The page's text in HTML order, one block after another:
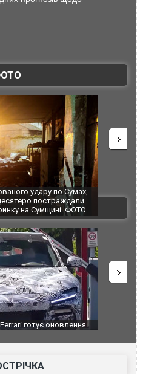
кордону з Україною: в
дронів загорівся
ВІДЕО
"Мої
легендарного